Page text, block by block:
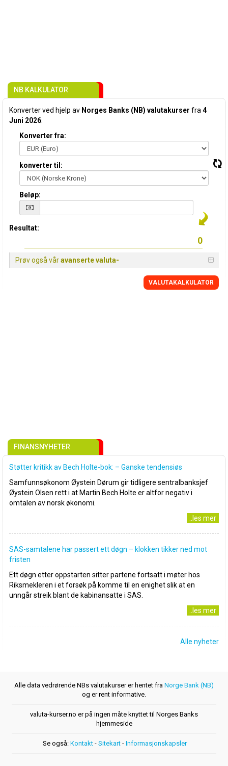
NB KALKULATOR
Konverter ved hjelp av Norges Banks (NB) valutakurser fra 4
Juni 2026:
Konverter fra:
konverter til:
Beløp:
Resultat:
Prøv også våravanserte valuta-
VALUTAKALKULATOR
FINANSNYHETER
Støtter kritikk av Bech Holte-bok: – Ganske tendensiøs
Samfunnsøkonom Øystein Dørum gir tidligere sentralbanksjef
Øystein Olsen rett i at Martin Bech Holte er altfor negativ i
omtalen av norsk økonomi.
..les mer
SAS-samtalene har passert ett døgn – klokken tikker ned mot
fristen
Ett døgn etter oppstarten sitter partene fortsatt i møter hos
Riksmekleren i et forsøk på komme til en enighet slik at en
unngår streik blant de kabinansatte i SAS.
..les mer
Alle nyheter
Alle data vedrørende NBs valutakurser er hentet fra Norge Bank (NB)
og er rent informative.
valuta-kurser.no er på ingen måte knyttet til Norges Banks
hjemmeside
Se også: Kontakt - Sitekart - Informasjonskapsler